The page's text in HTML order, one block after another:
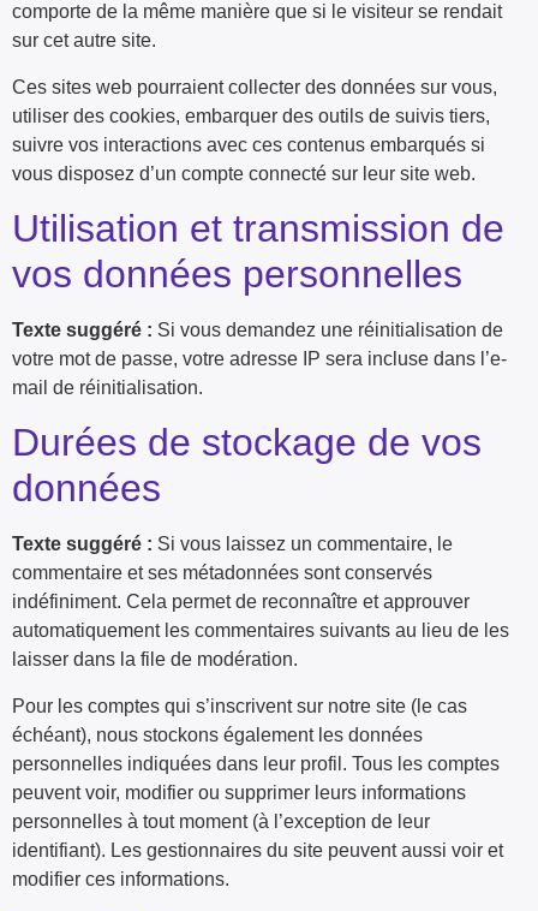
comporte de la même manière que si le visiteur se rendait
sur cet autre site.
Ces sites web pourraient collecter des données sur vous,
utiliser des cookies, embarquer des outils de suivis tiers,
suivre vos interactions avec ces contenus embarqués si
vous disposez d’un compte connecté sur leur site web.
Utilisation et transmission de
vos données personnelles
Texte suggéré : Si vous demandez une réinitialisation de
votre mot de passe, votre adresse IP sera incluse dans l’e-
mail de réinitialisation.
Durées de stockage de vos
données
Texte suggéré : Si vous laissez un commentaire, le
commentaire et ses métadonnées sont conservés
indéfiniment. Cela permet de reconnaître et approuver
automatiquement les commentaires suivants au lieu de les
laisser dans la file de modération.
Pour les comptes qui s’inscrivent sur notre site (le cas
échéant), nous stockons également les données
personnelles indiquées dans leur profil. Tous les comptes
peuvent voir, modifier ou supprimer leurs informations
personnelles à tout moment (à l’exception de leur
identifiant). Les gestionnaires du site peuvent aussi voir et
modifier ces informations.